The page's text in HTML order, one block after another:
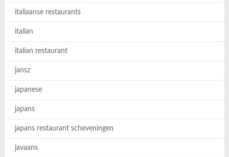
italiaanse restaurants
italian
italian restaurant
jansz
japanese
japans
japans restaurant scheveningen
javaans